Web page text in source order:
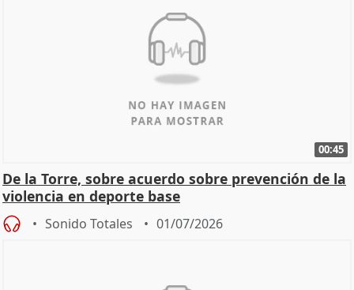
00:45
De la Torre, sobre acuerdo sobre prevención de la
violencia en deporte base
Sonido Totales 01/07/2026